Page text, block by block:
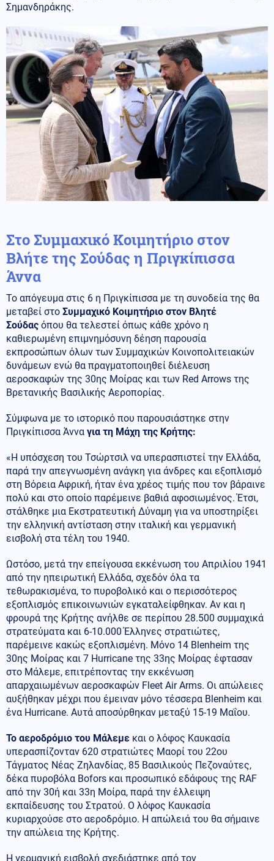
Σημανδηράκης.
Στο Συμμαχικό Κοιμητήριο στον
Βλήτε της Σούδας η Πριγκίπισσα
Άννα
Το απόγευμα στις 6 η Πριγκίπισσα με τη συνοδεία της θα
μεταβεί στο Συμμαχικό Κοιμητήριο στον Βλητέ
Σούδας όπου θα τελεστεί όπως κάθε χρόνο η
καθιερωμένη επιμνημόσυνη δέηση παρουσία
εκπροσώπων όλων των Συμμαχικών Κοινοπολιτειακών
δυνάμεων ενώ θα πραγματοποιηθεί διέλευση
αεροσκαφών της 30ης Μοίρας και των Red Arrows της
Βρετανικής Βασιλικής Αεροπορίας.
Σύμφωνα με το ιστορικό που παρουσιάστηκε στην
Πριγκίπισσα Άννα για τη Μάχη της Κρήτης:
«Η υπόσχεση του Τσώρτσιλ να υπερασπιστεί την Ελλάδα,
παρά την απεγνωσμένη ανάγκη για άνδρες και εξοπλισμό
στη Βόρεια Αφρική, ήταν ένα χρέος τιμής που τον βάραινε
πολύ και στο οποίο παρέμεινε βαθιά αφοσιωμένος. Έτσι,
στάλθηκε μια Εκστρατευτική Δύναμη για να υποστηρίξει
την ελληνική αντίσταση στην ιταλική και γερμανική
εισβολή στα τέλη του 1940.
Ωστόσο, μετά την επείγουσα εκκένωση του Απριλίου 1941
από την ηπειρωτική Ελλάδα, σχεδόν όλα τα
τεθωρακισμένα, το πυροβολικό και ο περισσότερος
εξοπλισμός επικοινωνιών εγκαταλείφθηκαν. Αν και η
φρουρά της Κρήτης ανήλθε σε περίπου 28.500 συμμαχικά
στρατεύματα και 6-10.000 Έλληνες στρατιώτες,
παρέμεινε κακώς εξοπλισμένη. Μόνο 14 Blenheim της
30ης Μοίρας και 7 Hurricane της 33ης Μοίρας έφτασαν
στο Μάλεμε, επιτρέποντας την εκκένωση
απαρχαιωμένων αεροσκαφών Fleet Air Arms. Οι απώλειες
αυξήθηκαν μέχρι που έμειναν μόνο τέσσερα Blenheim και
ένα Hurricane. Αυτά αποσύρθηκαν μεταξύ 15-19 Μαΐου.
Το αεροδρόμιο του Μάλεμε και ο λόφος Καυκασία
υπερασπίζονταν 620 στρατιώτες Μαορί του 22ου
Τάγματος Νέας Ζηλανδίας, 85 Βασιλικούς Πεζοναύτες,
δέκα πυροβόλα Bofors και προσωπικό εδάφους της RAF
από την 30ή και 33η Μοίρα, παρά την έλλειψη
εκπαίδευσης του Στρατού. Ο λόφος Καυκασία
κυριαρχούσε στο αεροδρόμιο. Η απώλειά του θα σήμαινε
την απώλεια της Κρήτης.
Η γερμανική εισβολή σχεδιάστηκε από τον